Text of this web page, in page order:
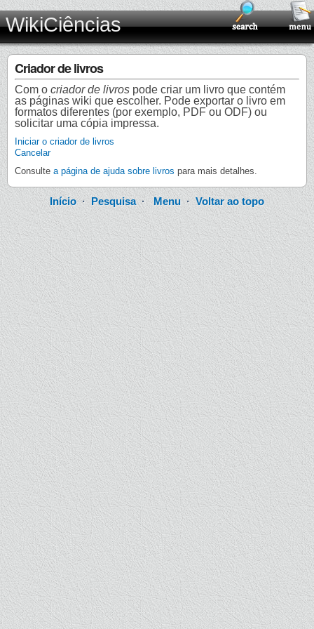
WikiCiências
Criador de livros
Com o criador de livros pode criar um livro que contém
as páginas wiki que escolher. Pode exportar o livro em
formatos diferentes (por exemplo, PDF ou ODF) ou
solicitar uma cópia impressa.
Iniciar o criador de livros
Cancelar
Consulte a página de ajuda sobre livros para mais detalhes.
Início· Pesquisa·Menu · Voltar ao topo